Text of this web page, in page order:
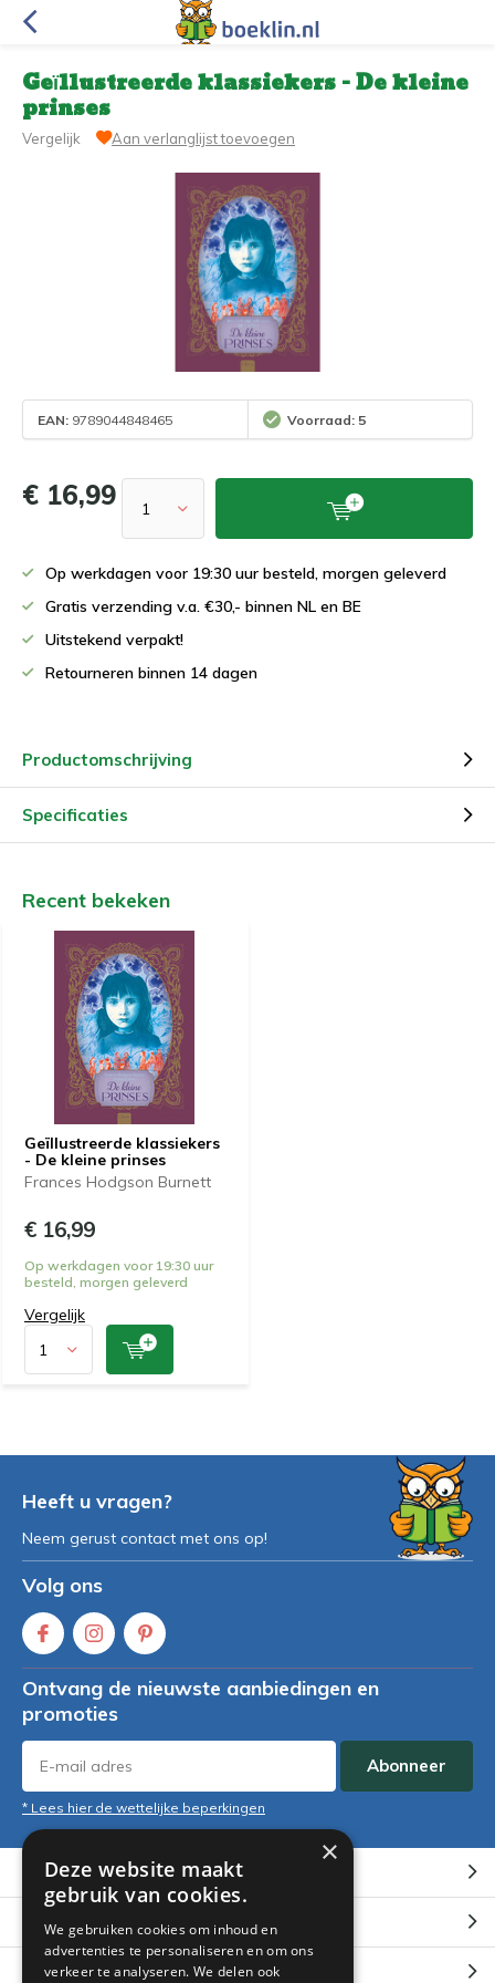
Geïllustreerde klassiekers - De kleine
prinses
Vergelijk Aan verlanglijst toevoegen
EAN: 9789044848465 Voorraad: 5
€ 16,99
Op werkdagen voor 19:30 uur besteld, morgen geleverd
Gratis verzending v.a. €30,- binnen NL en BE
Uitstekend verpakt!
Retourneren binnen 14 dagen
Productomschrijving
Specificaties
Recent bekeken
Geïllustreerde klassiekers
- De kleine prinses
Frances Hodgson Burnett
€ 16,99
Op werkdagen voor 19:30 uur
besteld, morgen geleverd
Vergelijk
Heeft u vragen?
Neem gerust contact met ons op!
Volg ons
Ontvang de nieuwste aanbiedingen en
promoties
Abonneer
* Lees hier de wettelijke beperkingen
Klantenservice
Mijn account
Categorieën
×
Deze website maakt
gebruik van cookies.
We gebruiken cookies om inhoud en
advertenties te personaliseren en om ons
verkeer te analyseren. We delen ook